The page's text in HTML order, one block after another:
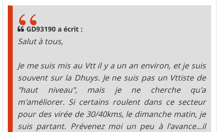
GD93190 a écrit :
Salut à tous,
Je me suis mis au Vtt il y a un an environ, et je suis
souvent sur la Dhuys. Je ne suis pas un Vttiste de
"haut niveau", mais je ne cherche qu'a
m'améliorer. Si certains roulent dans ce secteur
pour des virée de 30/40kms, le dimanche matin, je
suis partant. Prévenez moi un peu à l'avance...il